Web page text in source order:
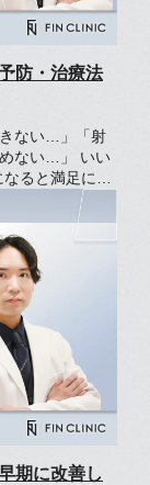
防・治療法
きない…」「射
…」 いい
ると満足に楽
めの治療が必
たりする場合
解説します。
期に改善し